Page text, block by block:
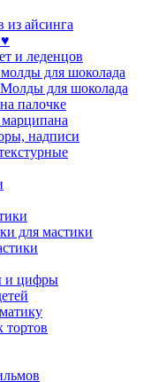
из айсинга
и леденцов
для шоколада
для шоколада
палочке
надписи
для мастики
и цифры